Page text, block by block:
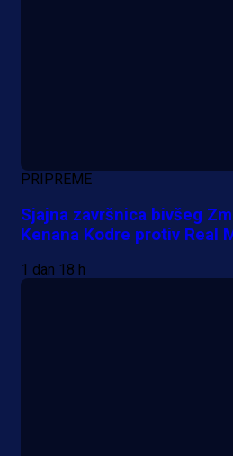
PRIPREME
Sjajna završnica bivšeg
Kenana Kodre protiv Real
1 dan 18 h